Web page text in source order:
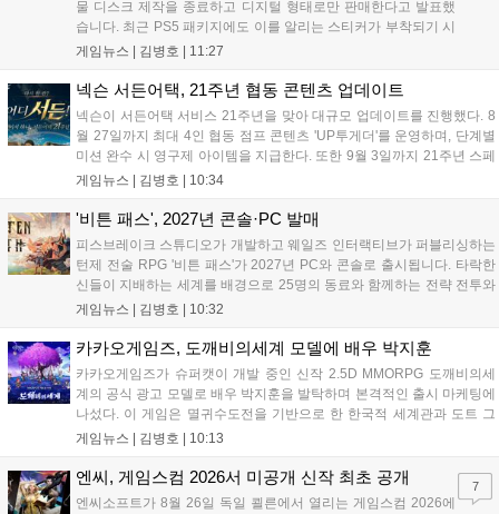
물 디스크 제작을 종료하고 디지털 형태로만 판매한다고 발표했
습니다. 최근 PS5 패키지에도 이를 알리는 스티커가 부착되기 시
작했으며, 기존 디스크는 계속 이용 가능합니다. 7월 31일 실적
은 신중히 추진하겠다고 밝혔습니다. 향후 지역별 유통 방식은 미
정입니다....
게임뉴스 | 김병호 11:27
넥슨 서든어택, 21주년 협동 콘텐츠 업데이트
넥슨이 서든어택 서비스 21주년을 맞아 대규모 업데이트를 진행했다. 8
월 27일까지 최대 4인 협동 점프 콘텐츠 'UP투게더'를 운영하며, 단계별
미션 완수 시 영구제 아이템을 지급한다. 또한 9월 3일까지 21주년 스페
셜 교환소와 웹 이벤트, 출석 챌린지 등 다채로운 행사를 연다. 8월 9일까
운영하며 혜택을 제공한다. 특히 8월 6일 오후 8시에는 공식 SOOP 채널
에서 '2026 시즌3 서든라이브' 생방송을 통해 업데이트를 소개하고 시청
자에게 다양한 보상을 지급할 예정이다....
게임뉴스 | 김병호 10:34
'비튼 패스', 2027년 콘솔·PC 발매
피스브레이크 스튜디오가 개발하고 웨일즈 인터랙티브가 퍼블리싱하는
턴제 전술 RPG '비튼 패스'가 2027년 PC와 콘솔로 출시됩니다. 타락한
신들이 지배하는 세계를 배경으로 25명의 동료와 함께하는 전략 전투와
듀얼 잡 시스템이 특징입니다. 킥스타터 펀딩을 성공적으로 마친 이 게
은 미정입니다....
게임뉴스 | 김병호 10:32
카카오게임즈, 도깨비의세계 모델에 배우 박지훈
카카오게임즈가 슈퍼캣이 개발 중인 신작 2.5D MMORPG 도깨비의세
계의 공식 광고 모델로 배우 박지훈을 발탁하며 본격적인 출시 마케팅에
나섰다. 이 게임은 멸귀수도전을 기반으로 한 한국적 세계관과 도트 그
래픽이 특징이다. 오는 8월 사전등록을 시작으로 9월에는 쇼케이스를 통
즈는 박지훈의 이미지를 활용해 게임의 독창적인 재미를 알릴 계획이
다....
게임뉴스 | 김병호 10:13
엔씨, 게임스컴 2026서 미공개 신작 최초 공개
엔씨소프트가 8월 26일 독일 쾰른에서 열리는 게임스컴 2026에
7